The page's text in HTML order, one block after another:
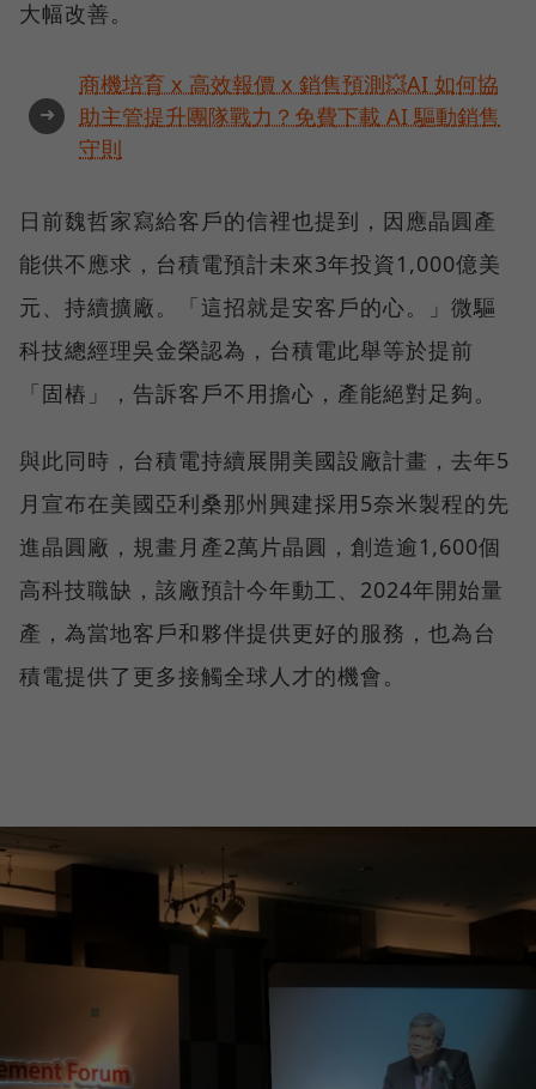
大幅改善。
➜
商機培育 x 高效報價 x 銷售預測💥AI 如何協
助主管提升團隊戰力？免費下載 AI 驅動銷售
守則
日前魏哲家寫給客戶的信裡也提到，因應晶圓產
能供不應求，台積電預計未來3年投資1,000億美
元、持續擴廠。「這招就是安客戶的心。」微驅
科技總經理吳金榮認為，台積電此舉等於提前
「固樁」，告訴客戶不用擔心，產能絕對足夠。
與此同時，台積電持續展開美國設廠計畫，去年5
月宣布在美國亞利桑那州興建採用5奈米製程的先
進晶圓廠，規畫月產2萬片晶圓，創造逾1,600個
高科技職缺，該廠預計今年動工、2024年開始量
產，為當地客戶和夥伴提供更好的服務，也為台
積電提供了更多接觸全球人才的機會。